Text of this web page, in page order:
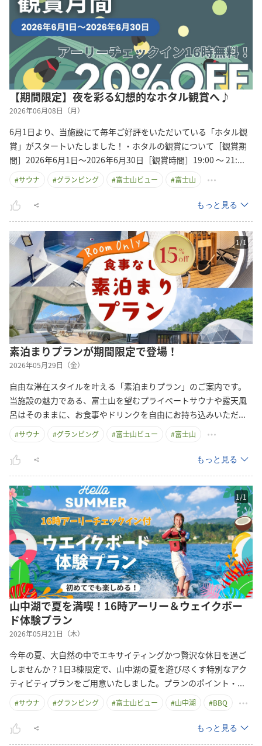
【期間限定】夜を彩る幻想的なホタル観賞へ♪
2026年06月08日（月）
6月1日より、当施設にて毎年ご好評をいただいている「ホタル観
賞」がスタートいたしました！・ホタルの観賞について［観賞期
間］2026年6月1日～2026年6月30日［観賞時間］19:00 ～ 21:...
#サウナ #グランピング #富士山ビュー #富士山
もっと見る
1/1
素泊まりプランが期間限定で登場！
2026年05月29日（金）
自由な滞在スタイルを叶える「素泊まりプラン」のご案内です。
当施設の魅力である、富士山を望むプライベートサウナや露天風
呂はそのままに、お食事やドリンクを自由にお持ち込みいただ...
#サウナ #グランピング #富士山ビュー #富士山
もっと見る
1/1
山中湖で夏を満喫！16時アーリー＆ウェイクボー
ド体験プラン
2026年05月21日（木）
今年の夏、大自然の中でエキサイティングかつ贅沢な休日を過ご
しませんか？1日3棟限定で、山中湖の夏を遊び尽くす特別なアク
ティビティプランをご用意いたしました。プランのポイント ・ ...
#サウナ #グランピング #富士山ビュー #山中湖 #BBQ
もっと見る